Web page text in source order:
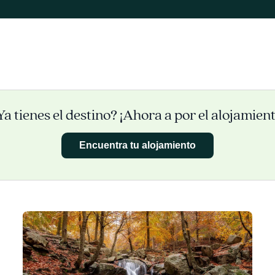
tienes el destino? ¡Ahora a por el
Encuentra tu alojamiento